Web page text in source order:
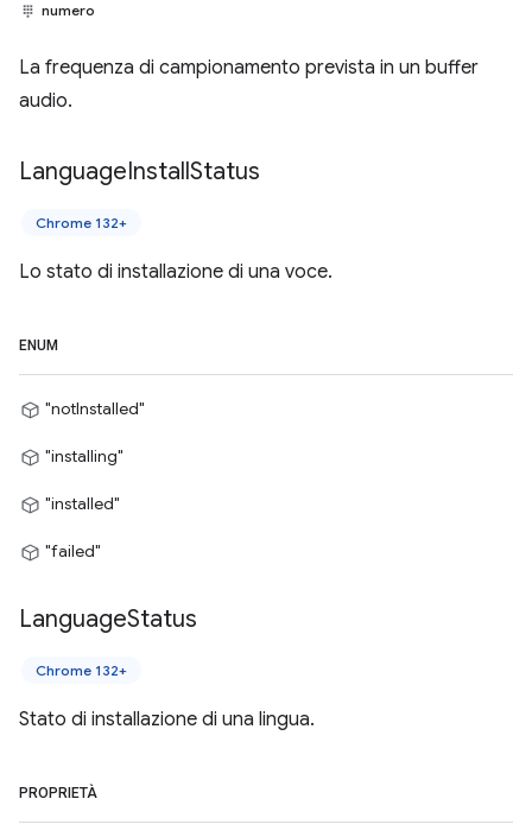
numero
La frequenza di campionamento prevista in un buffer
audio.
LanguageInstallStatus
Chrome 132+
Lo stato di installazione di una voce.
ENUM
"notInstalled"
"installing"
"installed"
"failed"
LanguageStatus
Chrome 132+
Stato di installazione di una lingua.
PROPRIETÀ